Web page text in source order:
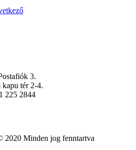
3.
tér 2-4.
225 2844
2020 Minden jog fenntartva